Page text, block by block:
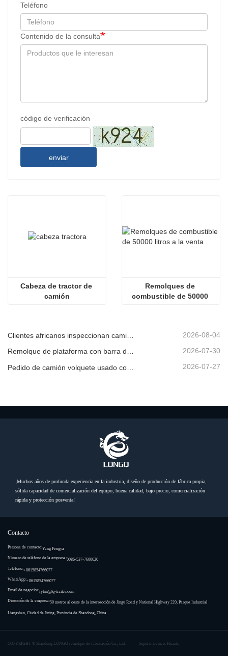
Teléfono
Contenido de la consulta
código de verificación
enviar
Cabeza de tractor de
camión
Remolques de
combustible de 50000
2026-08-04
Remolque de plataforma con barra de tiro en venta 2026-07-30
2026-07-27
Contacto
Persona de contacto:Yang Fengya
Número de teléfono de la empresa:0086-537-7600626
Teléfono:+8615854766077
WhatsApp:+8615854766077
Email de negocios:fylnn@lq-trailer.com
Dirección de la empresa:50 metros al oeste de la intersección de Jingu Road y National Highway 220, Parque Industrial
Liangshan, Ciudad de Jining, Provincia de Shandong, China
¡Muchos años de profunda experiencia en la industria, diseño de producción de fábrica propia,
sólida capacidad de comercialización del equipo, buena calidad, bajo precio, comercialización
rápida y protección posventa!
COPYRIGHT © Shandong LONGQ remolque de fabricación Co., Ltd. Soporte técnico: Huazhi